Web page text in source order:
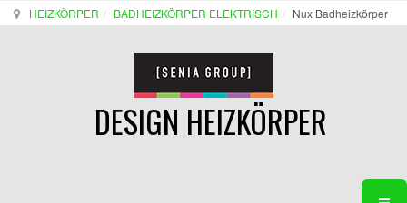
HEIZKÖRPER BADHEIZKÖRPER ELEKTRISCH Nux Badheizkörper
DESIGN HEIZKÖRPER